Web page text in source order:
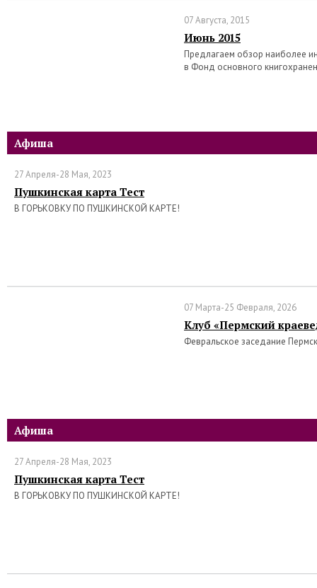
07 Августа, 2015
Июнь 2015
Предлагаем обзор наиболее
в Фонд основного
Афиша
27 Апреля-28 Мая, 2023
Пушкинская карта Тест
В ГОРЬКОВКУ ПО ПУШКИНСКОЙ КАРТЕ!
07 Марта-25 Февраля, 2026
Клуб «Пермский
Февральское заседание
Афиша
27 Апреля-28 Мая, 2023
Пушкинская карта Тест
В ГОРЬКОВКУ ПО ПУШКИНСКОЙ КАРТЕ!